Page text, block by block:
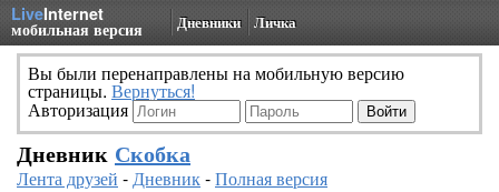
LiveInternet
мобильная версия Дневники Личка
Вы были перенаправлены на мобильную версию
страницы. Вернуться!
Авторизация
Дневник Скобка
Лента друзей -Дневник-Полная версия